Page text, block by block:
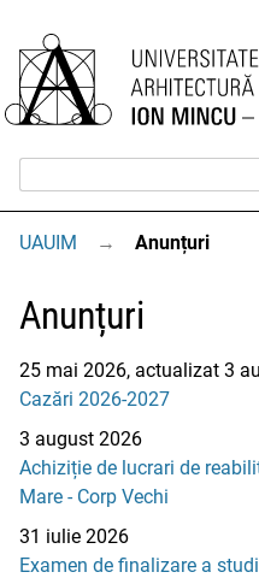
UAUIM → Anunțuri
Anunțuri
25 mai 2026, actualizat 3
Cazări 2026-2027
3 august 2026
Achiziție de lucrari de
Mare - Corp Vechi
31 iulie 2026
Examen de finalizare a